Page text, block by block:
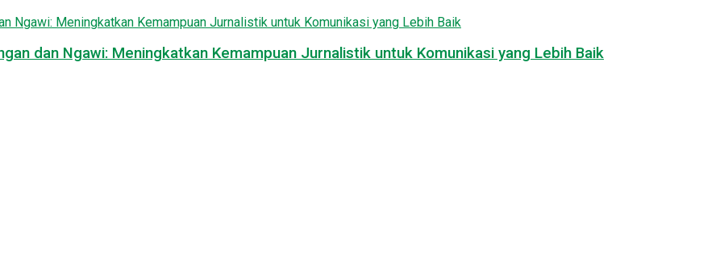
dan Ngawi: Meningkatkan Kemampuan Jurnalistik untuk Komunikasi yang Lebih Baik